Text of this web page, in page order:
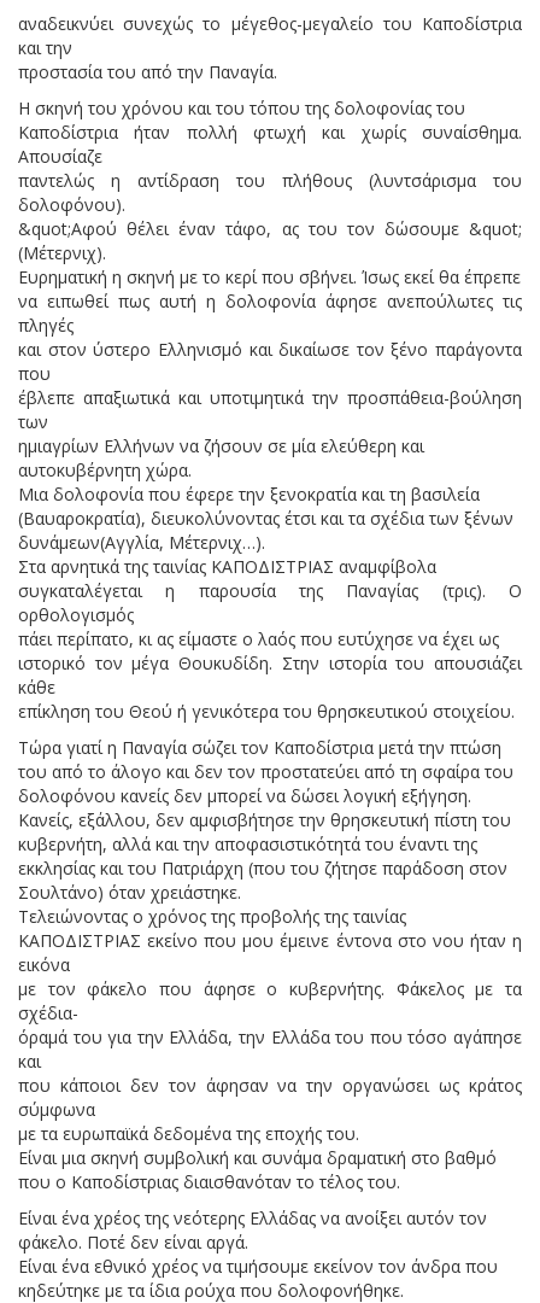
αναδεικνύει συνεχώς το μέγεθος-μεγαλείο του Καποδίστρια
και την
προστασία του από την Παναγία.
Η σκηνή του χρόνου και του τόπου της δολοφονίας του
Καποδίστρια ήταν πολλή φτωχή και χωρίς συναίσθημα.
Απουσίαζε
παντελώς η αντίδραση του πλήθους (λυντσάρισμα του
δολοφόνου).
&quot;Αφού θέλει έναν τάφο, ας του τον δώσουμε &quot;
(Μέτερνιχ).
Ευρηματική η σκηνή με το κερί που σβήνει. Ίσως εκεί θα έπρεπε
να ειπωθεί πως αυτή η δολοφονία άφησε ανεπούλωτες τις
πληγές
και στον ύστερο Ελληνισμό και δικαίωσε τον ξένο παράγοντα
που
έβλεπε απαξιωτικά και υποτιμητικά την προσπάθεια-βούληση
των
ημιαγρίων Ελλήνων να ζήσουν σε μία ελεύθερη και
αυτοκυβέρνητη χώρα.
Μια δολοφονία που έφερε την ξενοκρατία και τη βασιλεία
(Βαυαροκρατία), διευκολύνοντας έτσι και τα σχέδια των ξένων
δυνάμεων(Αγγλία, Μέτερνιχ…).
Στα αρνητικά της ταινίας ΚΑΠΟΔΙΣΤΡΙΑΣ αναμφίβολα
συγκαταλέγεται η παρουσία της Παναγίας (τρις). Ο
ορθολογισμός
πάει περίπατο, κι ας είμαστε ο λαός που ευτύχησε να έχει ως
ιστορικό τον μέγα Θουκυδίδη. Στην ιστορία του απουσιάζει
κάθε
επίκληση του Θεού ή γενικότερα του θρησκευτικού στοιχείου.
Τώρα γιατί η Παναγία σώζει τον Καποδίστρια μετά την πτώση
του από το άλογο και δεν τον προστατεύει από τη σφαίρα του
δολοφόνου κανείς δεν μπορεί να δώσει λογική εξήγηση.
Κανείς, εξάλλου, δεν αμφισβήτησε την θρησκευτική πίστη του
κυβερνήτη, αλλά και την αποφασιστικότητά του έναντι της
εκκλησίας και του Πατριάρχη (που του ζήτησε παράδοση στον
Σουλτάνο) όταν χρειάστηκε.
Τελειώνοντας ο χρόνος της προβολής της ταινίας
ΚΑΠΟΔΙΣΤΡΙΑΣ εκείνο που μου έμεινε έντονα στο νου ήταν η
εικόνα
με τον φάκελο που άφησε ο κυβερνήτης. Φάκελος με τα
σχέδια-
όραμά του για την Ελλάδα, την Ελλάδα του που τόσο αγάπησε
και
που κάποιοι δεν τον άφησαν να την οργανώσει ως κράτος
σύμφωνα
με τα ευρωπαϊκά δεδομένα της εποχής του.
Είναι μια σκηνή συμβολική και συνάμα δραματική στο βαθμό
που ο Καποδίστριας διαισθανόταν το τέλος του.
Είναι ένα χρέος της νεότερης Ελλάδας να ανοίξει αυτόν τον
φάκελο. Ποτέ δεν είναι αργά.
Είναι ένα εθνικό χρέος να τιμήσουμε εκείνον τον άνδρα που
κηδεύτηκε με τα ίδια ρούχα που δολοφονήθηκε.